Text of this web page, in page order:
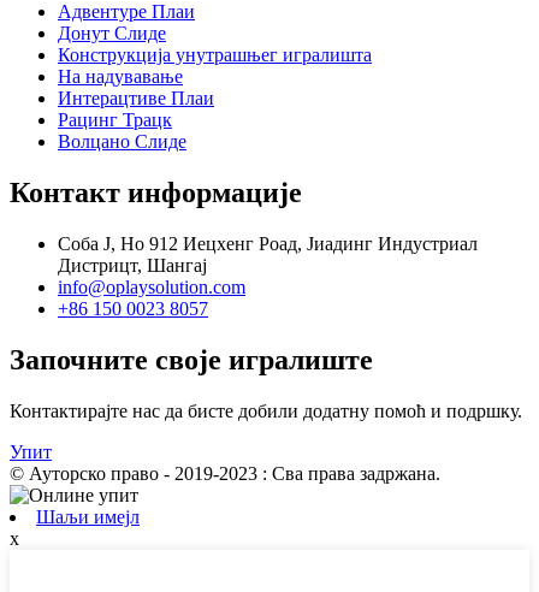
Адвентуре Плаи
Донут Слиде
Конструкција унутрашњег игралишта
На надувавање
Интерацтиве Плаи
Рацинг Трацк
Волцано Слиде
Контакт информације
Соба Ј, Но 912 Иецхенг Роад, Јиадинг Индустриал
Дистрицт, Шангај
info@oplaysolution.com
+86 150 0023 8057
Започните своје игралиште
Контактирајте нас да бисте добили додатну помоћ и подршку.
Упит
© Ауторско право - 2019-2023 : Сва права задржана.
Шаљи имејл
x